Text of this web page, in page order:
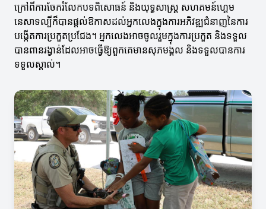
ក្រៅពីការចែករំលែកបទពិសោធន៍ និងយុទ្ធសាស្ត្រ សហគមន៍ហ្គេម
នេសាទល្បីក៏បានផ្តល់ឱកាសដល់អ្នកលេងក្នុងការអភិវឌ្ឍជំនាញនៃការ
បង្កើតការប្រកួតប្រជែង។ អ្នកលេងអាចចូលរួមក្នុងការប្រកួត និងទទួល
បានពានរង្វាន់ដែលអាចធ្វើឱ្យពួកគេមានសុភមង្គល និងទទួលបានការ
ទទួលស្គាល់។